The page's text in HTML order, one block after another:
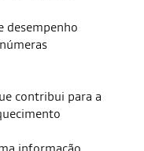
desempenho
contribui para a